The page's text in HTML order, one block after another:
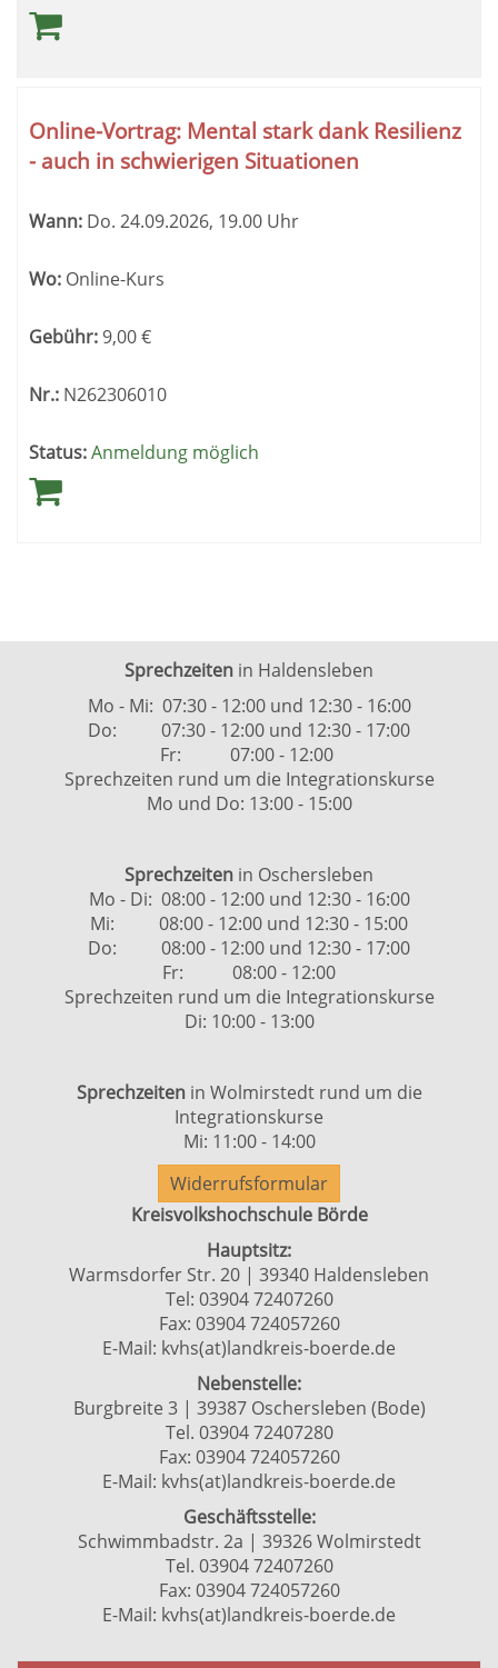
Online-Vortrag: Mental stark dank Resilienz
- auch in schwierigen Situationen
Wann: Do. 24.09.2026, 19.00 Uhr
Wo: Online-Kurs
Gebühr: 9,00€
Nr.: N262306010
Status:Anmeldung möglich
Sprechzeiten in Haldensleben
Mo - Mi: 07:30 - 12:00 und 12:30 - 16:00
Do: 07:30 - 12:00 und 12:30 - 17:00
Fr: 07:00 - 12:00
Sprechzeiten rund um die Integrationskurse
Mo und Do: 13:00 - 15:00
Sprechzeiten in Oschersleben
Mo - Di: 08:00 - 12:00 und 12:30 - 16:00
Mi: 08:00 - 12:00 und 12:30 - 15:00
Do: 08:00 - 12:00 und 12:30 - 17:00
Fr: 08:00 - 12:00
Sprechzeiten rund um die Integrationskurse
Di: 10:00 - 13:00
Sprechzeiten in Wolmirstedt rund um die
Integrationskurse
Mi: 11:00 - 14:00
Widerrufsformular
Kreisvolkshochschule Börde
Hauptsitz:
Warmsdorfer Str. 20 | 39340 Haldensleben
Tel: 03904 72407260
Fax: 03904 724057260
E-Mail: kvhs(at)landkreis-boerde.de
Nebenstelle:
Burgbreite 3 | 39387 Oschersleben (Bode)
Tel. 03904 72407280
Fax: 03904 724057260
E-Mail: kvhs(at)landkreis-boerde.de
Geschäftsstelle:
Schwimmbadstr. 2a | 39326 Wolmirstedt
Tel. 03904 72407260
Fax: 03904 724057260
E-Mail: kvhs(at)landkreis-boerde.de